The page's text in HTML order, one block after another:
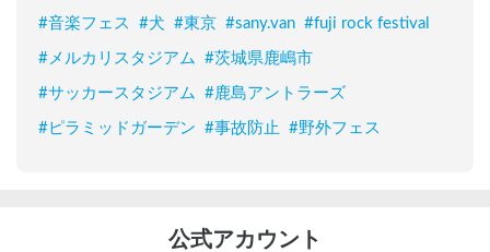
#音楽フェス #犬 #東京 #sany.van #fuji rock festival
# メルカリスタジアム #茨城県鹿嶋市
#サッカースタジアム #鹿島アントラーズ
#ピラミッドガーデン #事故防止 #野外フェス
公式アカウント